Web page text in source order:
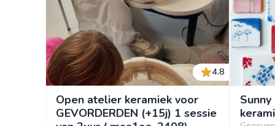
4.8
Open atelier keramiek voor
GEVORDERDEN (+15j) 1 sessie